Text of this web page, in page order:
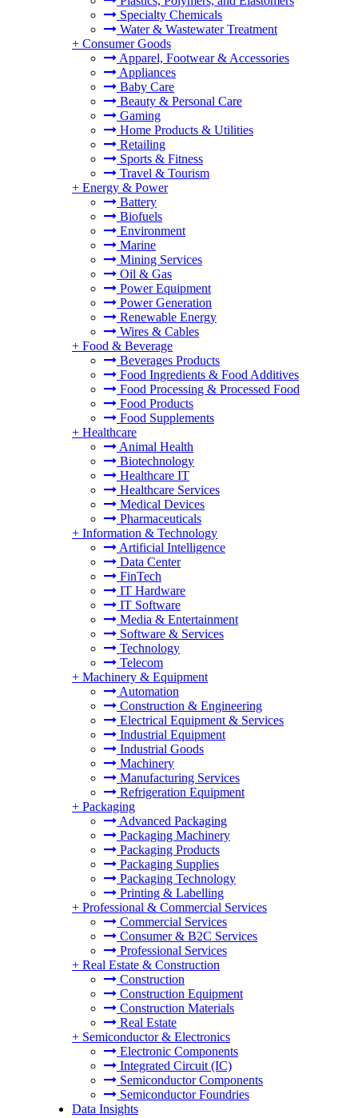
Specialty Chemicals
Water & Wastewater Treatment
+ Consumer Goods
Apparel, Footwear & Accessories
Appliances
Baby Care
Beauty & Personal Care
Gaming
Home Products & Utilities
Retailing
Sports & Fitness
Travel & Tourism
+ Energy & Power
Battery
Biofuels
Environment
Marine
Mining Services
Oil & Gas
Power Equipment
Power Generation
Renewable Energy
Wires & Cables
+ Food & Beverage
Beverages Products
Food Ingredients & Food Additives
Food Processing & Processed Food
Food Products
Food Supplements
+ Healthcare
Animal Health
Biotechnology
Healthcare IT
Healthcare Services
Medical Devices
Pharmaceuticals
+ Information & Technology
Artificial Intelligence
Data Center
FinTech
IT Hardware
IT Software
Media & Entertainment
Software & Services
Technology
Telecom
+ Machinery & Equipment
Automation
Construction & Engineering
Electrical Equipment & Services
Industrial Equipment
Industrial Goods
Machinery
Manufacturing Services
Refrigeration Equipment
+ Packaging
Advanced Packaging
Packaging Machinery
Packaging Products
Packaging Supplies
Packaging Technology
Printing & Labelling
+ Professional & Commercial Services
Commercial Services
Consumer & B2C Services
Professional Services
+ Real Estate & Construction
Construction
Construction Equipment
Construction Materials
Real Estate
+ Semiconductor & Electronics
Electronic Components
Integrated Circuit (IC)
Semiconductor Components
Semiconductor Foundries
Data Insights